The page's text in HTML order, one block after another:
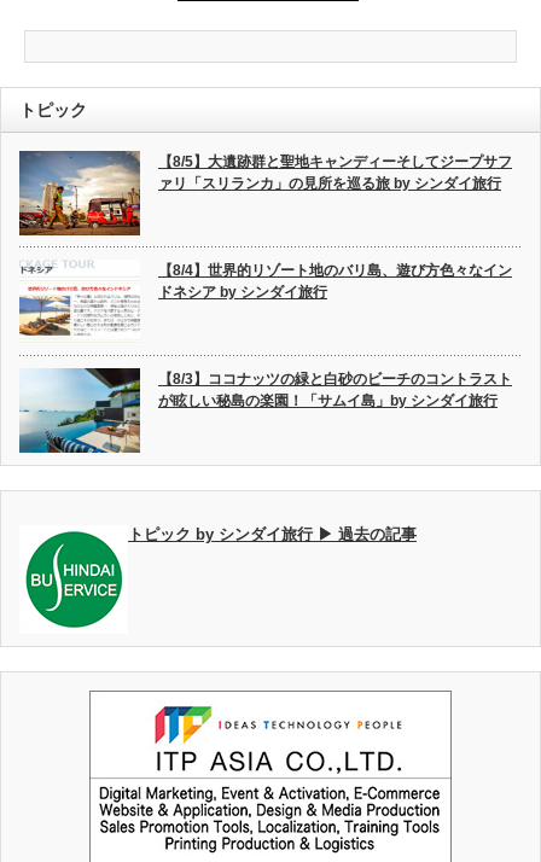
トピック
【8/5】大遺跡群と聖地キャンディーそしてジープサフ
ァリ「スリランカ」の見所を巡る旅 by シンダイ旅行
【8/4】世界的リゾート地のバリ島、遊び方色々なイン
ドネシア by シンダイ旅行
【8/3】ココナッツの緑と白砂のビーチのコントラスト
が眩しい秘島の楽園！「サムイ島」by シンダイ旅行
トピック by シンダイ旅行 ▶ 過去の記事